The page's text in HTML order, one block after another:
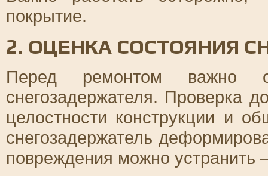
покрытие.
2. ОЦЕНКА СОСТОЯНИЯ
Перед ремонтом важно
снегозадержателя. Проверка
целостности конструкции и
снегозадержатель
повреждения можно устранить